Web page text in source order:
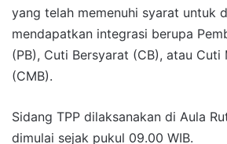
yang telah memenuhi syarat untuk
mendapatkan integrasi berupa
(PB), Cuti Bersyarat (CB), atau Cuti
(CMB).
Sidang TPP dilaksanakan di Aula
dimulai sejak pukul 09.00 WIB.